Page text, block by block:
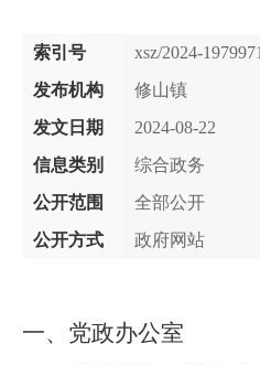
索引号
xsz/2024-1979971
发布机构
修山镇
发文日期
2024-08-22
信息类别
综合政务
公开范围
全部公开
公开方式
政府网站
一、党政办公室